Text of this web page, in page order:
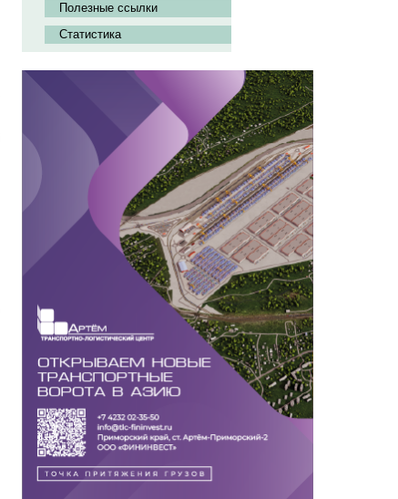
Полезные ссылки
Статистика